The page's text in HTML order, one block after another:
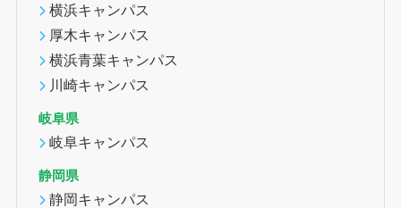
横浜キャンパス
厚木キャンパス
横浜青葉キャンパス
川崎キャンパス
岐阜県
岐阜キャンパス
静岡県
静岡キャンパス